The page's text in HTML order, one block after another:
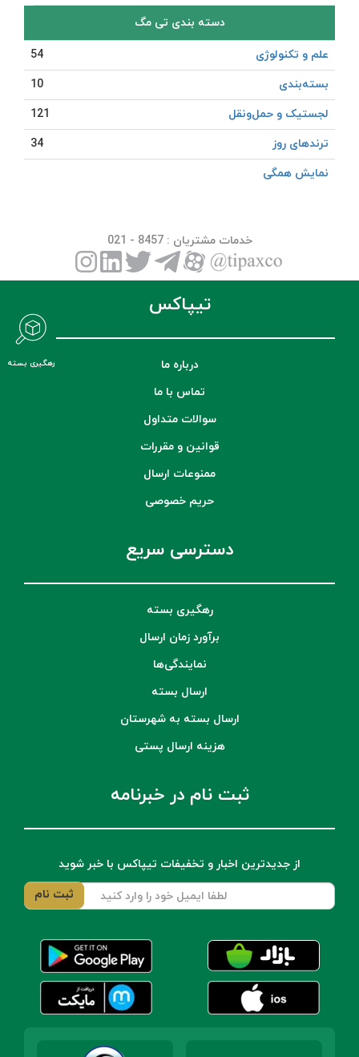
دسته بندی تی مگ
علم و تکنولوژی
54
بسته‌بندی
10
لجستیک و حمل‎‌و‎نقل
121
ترندهای روز
34
نمایش همگی
خدمات مشتریان : 8457 - 021
تیپاکس
درباره ما
تماس با ما
سوالات متداول
قوانین و مقررات
ممنوعات ارسال
حریم خصوصی
دسترسی سریع
رهگیری بسته
برآورد زمان ارسال
نمایندگی‌ها
ارسال بسته
ارسال بسته به شهرستان
هزینه ارسال پستی
ثبت نام در خبرنامه
از جدیدترین اخبار و تخفیفات تیپاکس با خبر شوید
رهگیری بسته